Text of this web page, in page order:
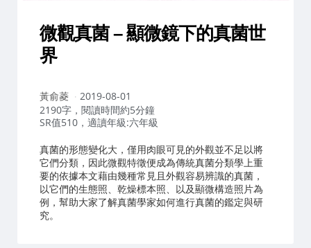
微觀真菌 – 顯微鏡下的真菌世
界
作
者：
黃俞菱
2019-08-01
2190字，閱讀時間約5分鐘
SR值510，適讀年級:六年級
真菌的形態變化大，僅用肉眼可見的外觀並不足以將
它們分類，因此微觀特徵便成為傳統真菌分類學上重
要的依據本文藉由幾種常見且外觀容易辨識的真菌，
以它們的生態照、乾燥標本照、以及顯微構造照片為
例，幫助大家了解真菌學家如何進行真菌的鑑定與研
究。